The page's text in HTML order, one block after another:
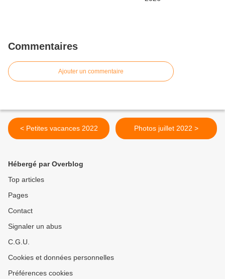
Commentaires
Ajouter un commentaire
< Petites vacances 2022 Photos juillet 2022 >
Hébergé par Overblog
Top articles
Pages
Contact
Signaler un abus
C.G.U.
Cookies et données personnelles
Préférences cookies